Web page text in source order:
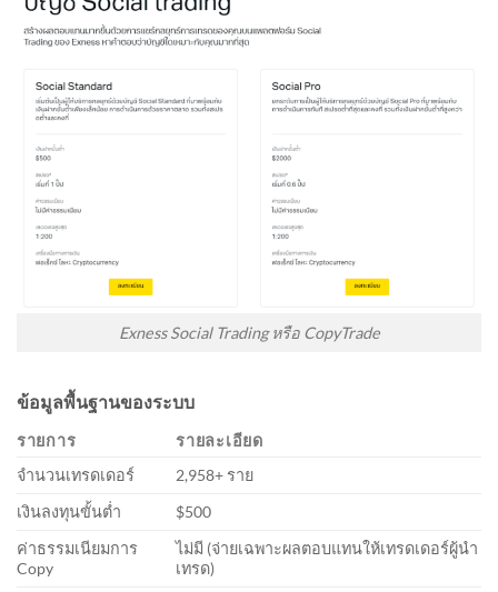
Exness Social Trading หรือ CopyTrade
ข้อมูลพื้นฐานของระบบ
รายการ
รายละเอียด
จำนวนเทรดเดอร์
2,958+ ราย
เงินลงทุนขั้นต่ำ
$500
ค่าธรรมเนียมการ
Copy
ไม่มี (จ่ายเฉพาะผลตอบแทนให้เทรดเดอร์ผู้นำ
เทรด)